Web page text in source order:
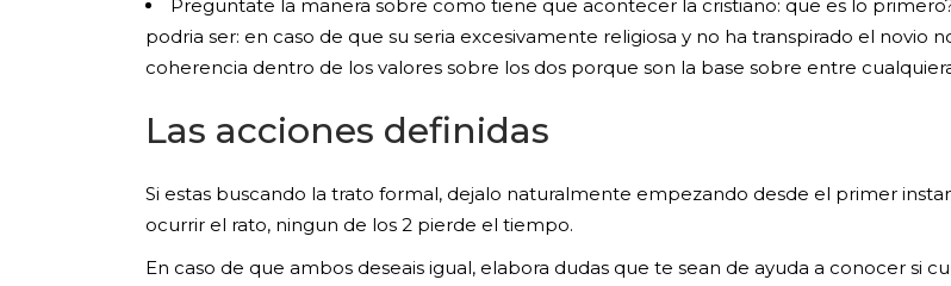
Preguntate la manera sobre como tiene que acontecer la cristiano: que es lo
podri­a ser: en caso de que su seri­a excesivamente religiosa y no ha transpirado el novio
coherencia dentro de los valores sobre los dos porque son la base sobre entre
Las acciones definidas
Si estas buscando la trato formal, dejalo naturalmente empezando desde el primer
ocurrir el rato, ningun de los 2 pierde el tiempo.
En caso de que ambos deseais igual, elabora dudas que te sean de ayuda a conocer si